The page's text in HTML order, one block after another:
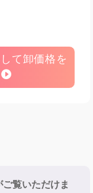
て卸価格を
覧いただけま